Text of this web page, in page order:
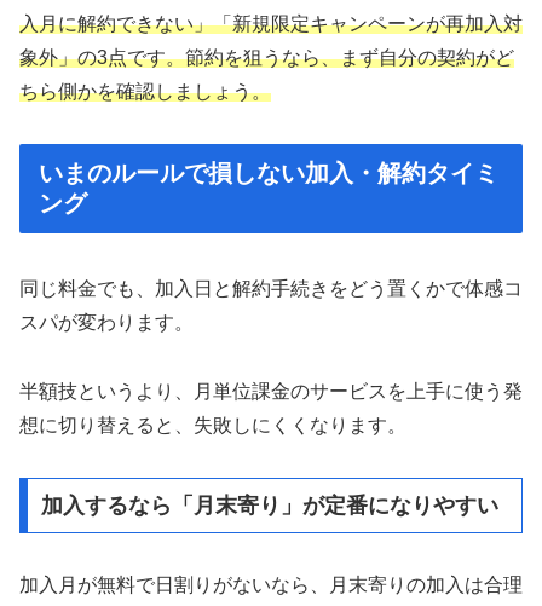
入月に解約できない」「新規限定キャンペーンが再加入対
象外」の3点です。節約を狙うなら、まず自分の契約がど
ちら側かを確認しましょう。
いまのルールで損しない加入・解約タイミ
ング
同じ料金でも、加入日と解約手続きをどう置くかで体感コ
スパが変わります。
半額技というより、月単位課金のサービスを上手に使う発
想に切り替えると、失敗しにくくなります。
加入するなら「月末寄り」が定番になりやすい
加入月が無料で日割りがないなら、月末寄りの加入は合理